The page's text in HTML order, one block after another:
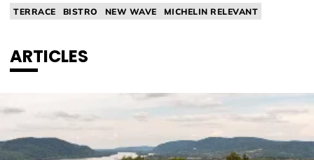
TERRACE BISTRO NEW WAVE
MICHELIN RELEVANT
ARTICLES